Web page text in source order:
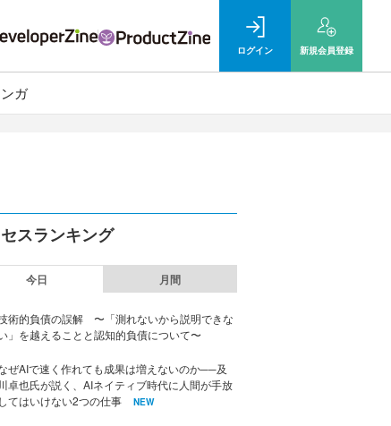
ログイン 新規会員登録
ガ
スランキング
今日 月間
術的負債の誤解 〜「測れないから説明できな
」を越えることと認知的負債について〜
ぜAIで速く作れても成果は増えないのか──及
川卓也氏が説く、AIネイティブ時代に人間が手放
してはいけない2つの仕事
NEW